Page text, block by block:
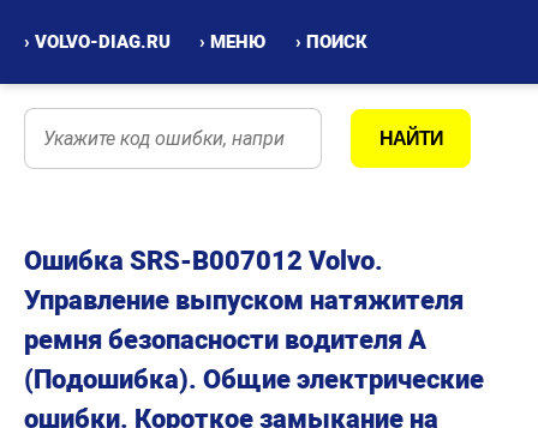
› VOLVO-DIAG.RU › МЕНЮ › ПОИСК
Ошибка SRS-B007012 Volvo.
Управление выпуском натяжителя
ремня безопасности водителя A
(Подошибка). Общие электрические
ошибки. Короткое замыкание на